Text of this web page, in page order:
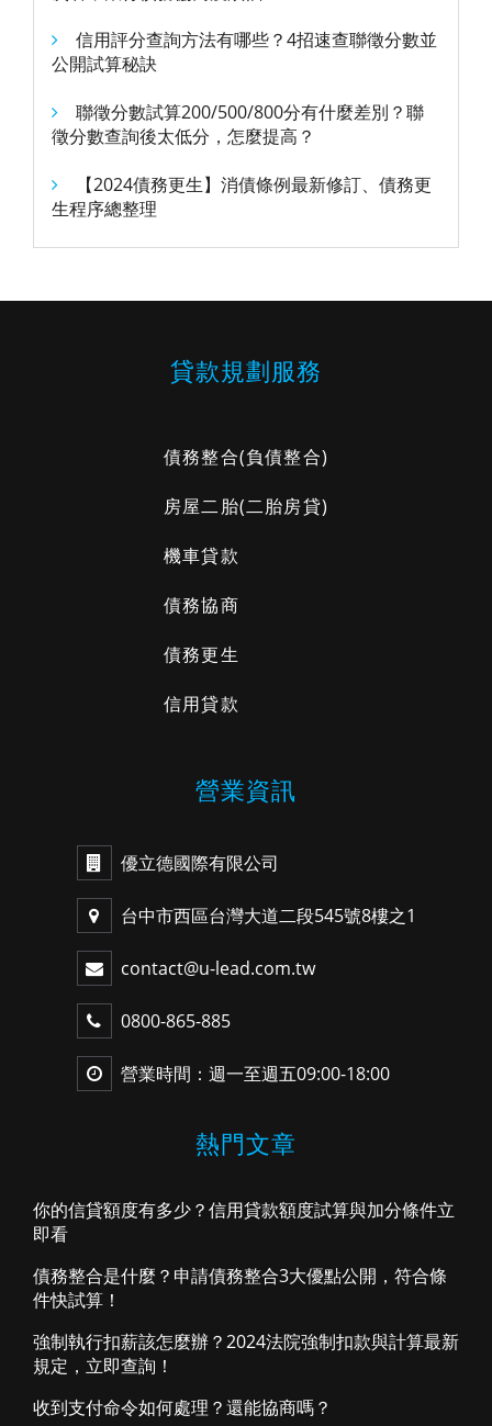
信用評分查詢方法有哪些？4招速查聯徵分數並
公開試算秘訣
聯徵分數試算200/500/800分有什麼差別？聯
徵分數查詢後太低分，怎麼提高？
【2024債務更生】消債條例最新修訂、債務更
生程序總整理
貸款規劃服務
債務整合(負債整合)
房屋二胎(二胎房貸)
機車貸款
債務協商
債務更生
信用貸款
營業資訊
優立德國際有限公司
台中市西區台灣大道二段545號8樓之1
contact@u-lead.com.tw
0800-865-885
營業時間：週一至週五09:00-18:00
熱門文章
你的信貸額度有多少？信用貸款額度試算與加分條件立
即看
債務整合是什麼？申請債務整合3大優點公開，符合條
件快試算！
強制執行扣薪該怎麼辦？2024法院強制扣款與計算最新
規定，立即查詢！
收到支付命令如何處理？還能協商嗎？